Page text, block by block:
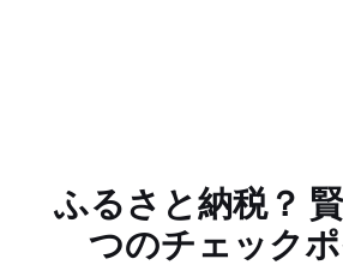
ふるさと納税？
つのチェック